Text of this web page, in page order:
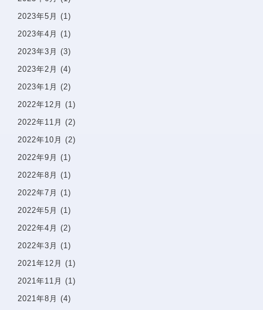
〒142−0051 東京都品川区平塚1-6-19 フォンテーヌ戸
越1F
東急池上線戸越銀座駅・都営浅草線戸越駅 徒歩1分
詳しいアクセスを見る
2023年5月 (1)
2023年4月 (1)
2023年3月 (3)
2023年2月 (4)
2023年1月 (2)
2022年12月 (1)
2022年11月 (2)
2022年10月 (2)
2022年9月 (1)
2022年8月 (1)
2022年7月 (1)
2022年5月 (1)
2022年4月 (2)
2022年3月 (1)
2021年12月 (1)
2021年11月 (1)
2021年8月 (4)